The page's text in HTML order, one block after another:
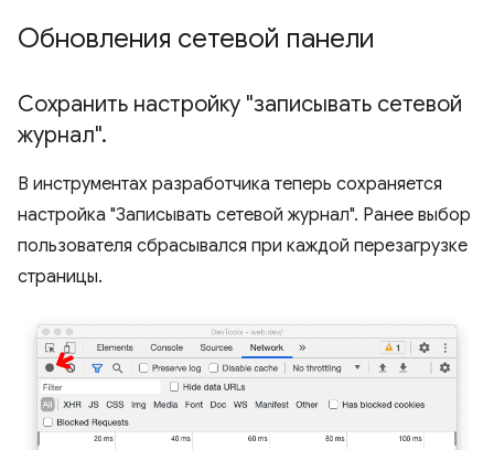
Обновления сетевой панели
Сохранить настройку "записывать сетевой
журнал".
В инструментах разработчика теперь сохраняется
настройка "Записывать сетевой журнал". Ранее выбор
пользователя сбрасывался при каждой перезагрузке
страницы.